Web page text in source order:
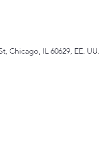
Chicago, IL 60629, EE. UU.